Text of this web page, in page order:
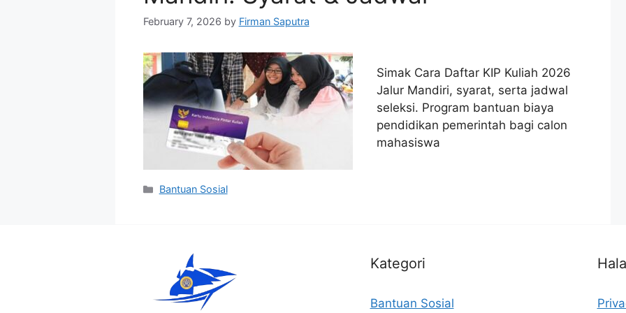
February 7, 2026 by Firman Saputra
Simak Cara Daftar KIP Kuliah 2026
Jalur Mandiri, syarat, serta jadwal
seleksi. Program bantuan biaya
pendidikan pemerintah bagi calon
mahasiswa
Categories
Bantuan Sosial
Kategori
Bantuan Sosial